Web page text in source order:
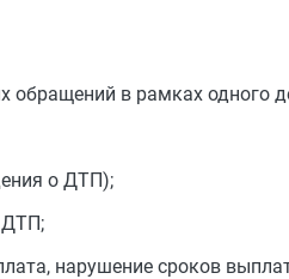
обращений в рамках одного
о ДТП);
ДТП;
нарушение сроков